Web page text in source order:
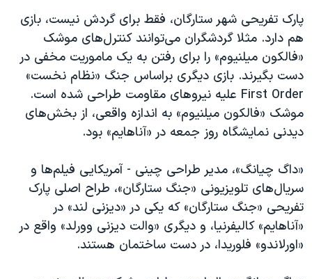
پارک‌ تفریحی شهر ستارگان، فقط برای گردش نیست، بازی
هم دارد. مثلا گردشگران می‌توانند کنترل‌های موشک
«فالکون میلنیوم» را برای رفتن به یک ماموریت مخفی در
دست بگیرند. بازی دیگری براساس جنگ «نظام نخست»‌
First Order علیه نیروهای مقاومت طراحی شده است.
موشک «فالکون میلنیوم»‌ به اندازه واقعی، از بخش‌های
دیدنی نمایشگاه روز جمعه در «آناهایم»‌ بود.
«داگ چیانگ»، مدیر طراحی چینی - آمریکایی فیلم‌ها و
سریال‌های تلویزیونی «جنگ ستارگان»، طراح اصلی پارک
تفریحی «جنگ ستارگان» که یکی در «دیزنی لند»‌ در
«آناهایم» کالیفرنیا، و دیگری «والت دیزنی وورلد» واقع در
«اورلاندو» فلوریدا، در دست ساختمان هستند.